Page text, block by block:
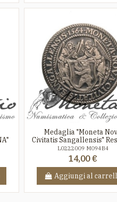
Medaglia "Moneta
Civitatis Sangallensis"
L0222009 M094B4
14,00 €
Aggiungi al